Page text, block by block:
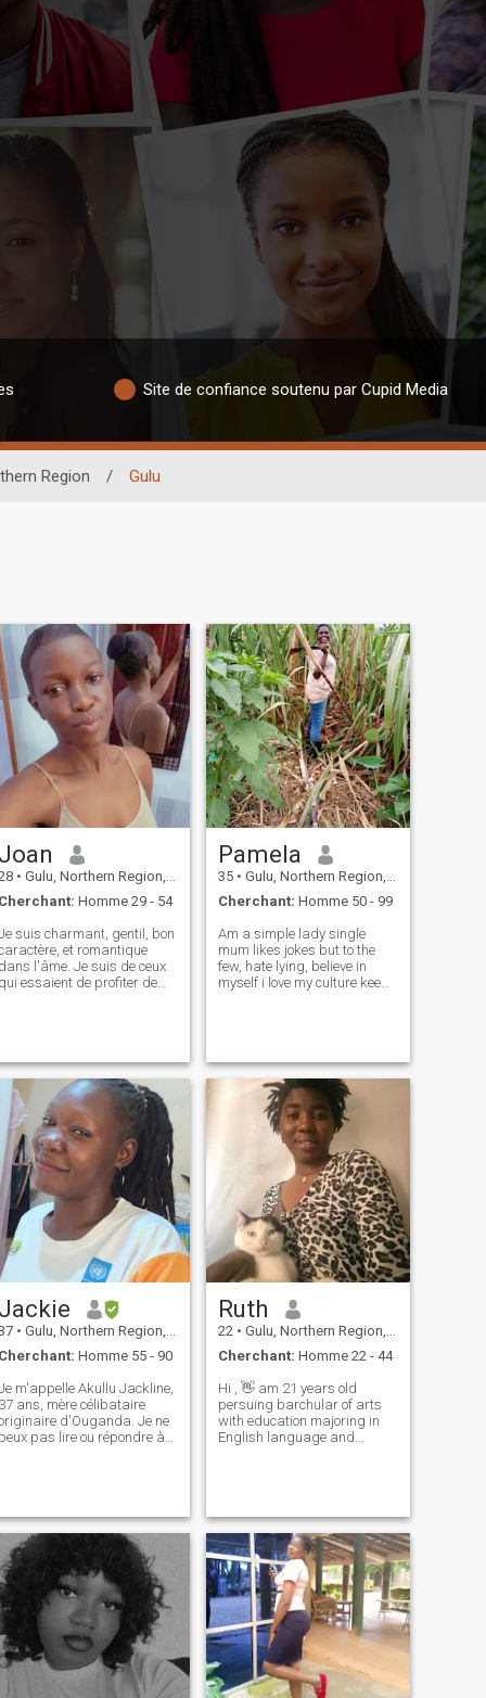
Site de confiance soutenu par Cupid Media
Region / Gulu
Joan
• Gulu, Northern Region, Ouganda
Cherchant: Homme 29 - 54
suis charmant, gentil, bon
et romantique
dans l'âme. Je suis de ceux
qui essaient de profiter de
Je suis très facile
vivre avec un bon sens de
l'humour. J'aime la cuisine
fine, danser, voyager,
m'entraîner, aimer la plage,
faites du sport et rattrapez
vos amis.
Pamela
35 • Gulu, Northern Region, Ouganda
Cherchant: Homme 50 - 99
Am a simple lady single
mum likes jokes but to the
few, hate lying, believe in
myself i love my culture keep
where am living its hard but i
have to do it am mum
Jackie
• Gulu, Northern Region, Ouganda
Cherchant: Homme 55 - 90
m'appelle Akullu Jackline,
37 ans, mère célibataire
d'Ouganda. Je ne
peux pas lire ou répondre à
qui voudront me parler
que je vous remercie.
Que Dieu vous bénisse tous.
suis toujours gentille et
sérieusement à la
d'un homme bon
qui aura la chance d'avoir
comme moi. Je
suis ici pour une relation
sérieuse. Je ne suis pas
sérieux. Et je suis aussi une
Ruth
22 • Gulu, Northern Region, Ouganda
Cherchant: Homme 22 - 44
Hi , 👋 am 21 years old
persuing barchular of arts
with education majoring in
English language and
hope to meet my 🤴 Prince
charming 😘.